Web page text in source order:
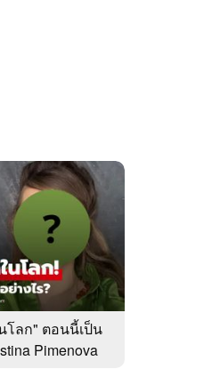
โลก" ตอนนี้เป็น
Pimenova